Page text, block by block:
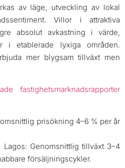
av läge, utveckling av lokal
Villor i attraktiva
absolut avkastning i värde,
i etablerade lyxiga områden.
mer blygsam tillväxt men
fastighetsmarknadsrapporter
prisökning 4–6 % per år
Lagos: Genomsnittlig tillväxt 3–4
försäljningscykler.